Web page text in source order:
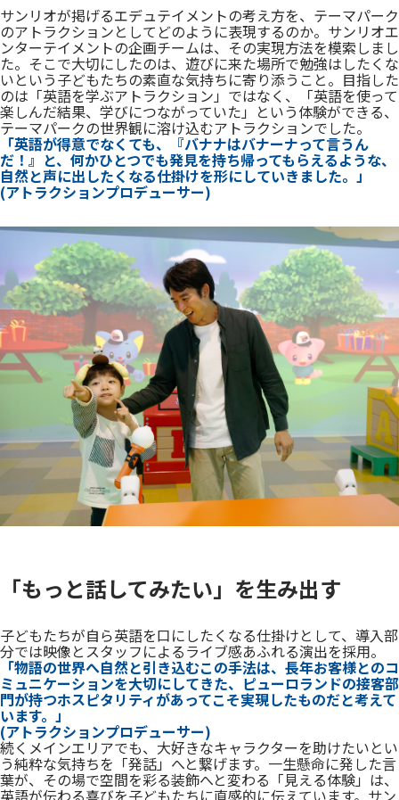
サンリオが掲げるエデュテイメントの考え方を、テーマパーク
のアトラクションとしてどのように表現するのか。サンリオエ
ンターテイメントの企画チームは、その実現方法を模索しまし
た。そこで大切にしたのは、遊びに来た場所で勉強はしたくな
いという子どもたちの素直な気持ちに寄り添うこと。目指した
のは「英語を学ぶアトラクション」ではなく、「英語を使って
楽しんだ結果、学びにつながっていた」という体験ができる、
テーマパークの世界観に溶け込むアトラクションでした。
「英語が得意でなくても、『バナナはバナーナって言うん
だ！』と、何かひとつでも発見を持ち帰ってもらえるような、
自然と声に出したくなる仕掛けを形にしていきました。」
(アトラクションプロデューサー)
「もっと話してみたい」を生み出す
子どもたちが自ら英語を口にしたくなる仕掛けとして、導入部
分では映像とスタッフによるライブ感あふれる演出を採用。
「物語の世界へ自然と引き込むこの手法は、長年お客様とのコ
ミュニケーションを大切にしてきた、ピューロランドの接客部
門が持つホスピタリティがあってこそ実現したものだと考えて
います。」
(アトラクションプロデューサー)
続くメインエリアでも、大好きなキャラクターを助けたいとい
う純粋な気持ちを「発話」へと繋げます。一生懸命に発した言
葉が、その場で空間を彩る装飾へと変わる「見える体験」は、
英語が伝わる喜びを子どもたちに直感的に伝えています。サン